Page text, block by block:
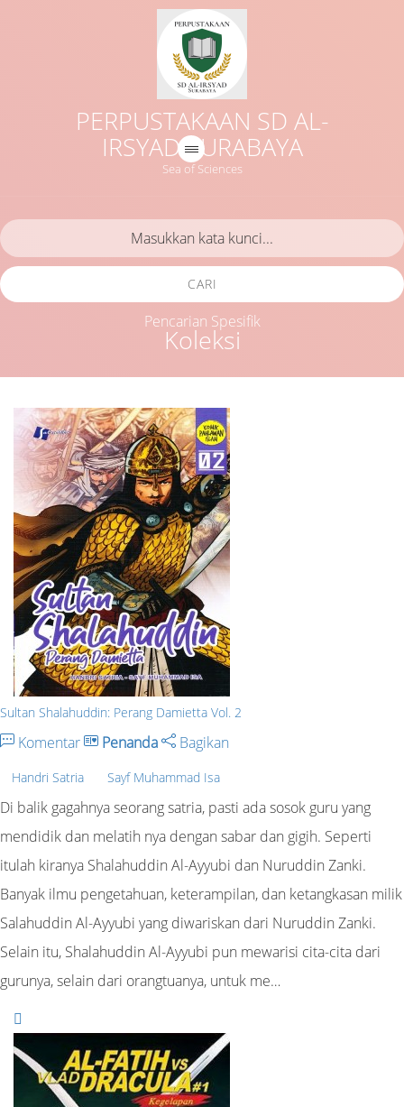
PERPUSTAKAAN SD AL-
IRSYAD SURABAYA
Sea of Sciences
Koleksi
CARI
Pencarian Spesifik
Sultan Shalahuddin: Perang Damietta Vol. 2
Komentar Penanda Bagikan
Handri Satria Sayf Muhammad Isa
Di balik gagahnya seorang satria, pasti ada sosok guru yang
mendidik dan melatih nya dengan sabar dan gigih. Seperti
itulah kiranya Shalahuddin Al-Ayyubi dan Nuruddin Zanki.
Banyak ilmu pengetahuan, keterampilan, dan ketangkasan milik
Salahuddin Al-Ayyubi yang diwariskan dari Nuruddin Zanki.
Selain itu, Shalahuddin Al-Ayyubi pun mewarisi cita-cita dari
gurunya, selain dari orangtuanya, untuk me…